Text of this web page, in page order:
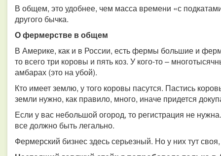
В общем, это удобнее, чем масса времени «с
другого бычка.
О фермерстве в общем
В Америке, как и в России, есть фермы большие и
то всего три коровы и пять коз. У кого-то –
амбарах (это на убой).
Кто имеет землю, у того коровы пасутся. Пастись
земли нужно, как правило, много, иначе придется
Если у вас небольшой огород, то регистрация не
все должно быть легально.
Фермерский бизнес здесь серьезный. Но у них тут